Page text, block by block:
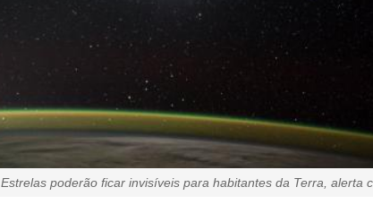
Estrelas poderão ficar invisíveis para habitantes da Terra, alerta